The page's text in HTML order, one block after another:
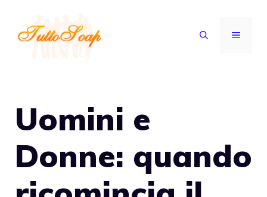
contenuto
MENU
Uomini e
Donne: quando